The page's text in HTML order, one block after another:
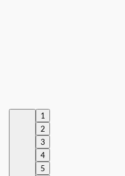
1
2
3
4
5